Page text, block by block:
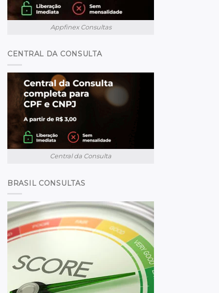
Appfinex Consultas
CENTRAL DA CONSULTA
Central da Consulta
BRASIL CONSULTAS